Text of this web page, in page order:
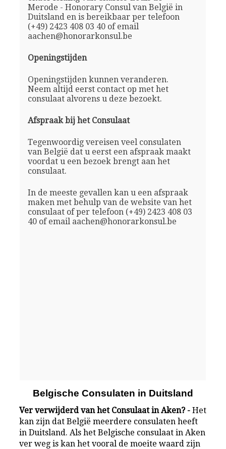
Merode - Honorary Consul van België in
Duitsland en is bereikbaar per telefoon
(+49) 2423 408 03 40 of email
aachen@honorarkonsul.be
Openingstijden
Openingstijden kunnen veranderen.
Neem altijd eerst contact op met het
consulaat alvorens u deze bezoekt.
Afspraak bij het Consulaat
Tegenwoordig vereisen veel consulaten
van België dat u eerst een afspraak maakt
voordat u een bezoek brengt aan het
consulaat.
In de meeste gevallen kan u een afspraak
maken met behulp van de website van het
consulaat of per telefoon (+49) 2423 408 03
40 of email aachen@honorarkonsul.be
Belgische Consulaten in Duitsland
Ver verwijderd van het Consulaat in Aken? -Het
kan zijn dat België meerdere consulaten heeft
in Duitsland. Als het Belgische consulaat in Aken
ver weg is kan het vooral de moeite waard zijn